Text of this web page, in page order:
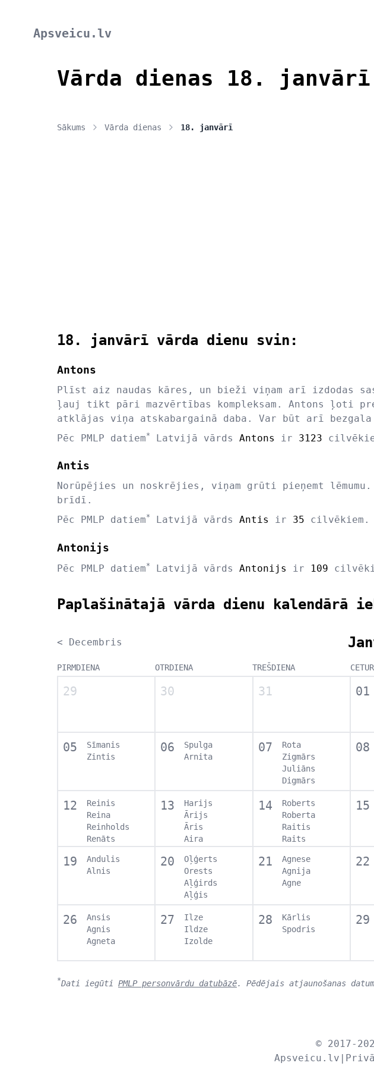
Apsveicu.lv
Vārda dienas 18. janvārī
Sākums Vārda dienas 18. janvārī
18. janvārī vārda dienu svin:
Antons
Plīst aiz naudas kāres, un bieži viņam arī izdodas
ļauj tikt pāri mazvērtības kompleksam. Antons
atklājas viņa atskabargainā daba. Var būt arī
Pēc PMLP datiem* Latvijā vārds Antons ir 3123
Antis
Norūpējies un noskrējies, viņam grūti pieņemt
brīdī.
Pēc PMLP datiem* Latvijā vārds Antis ir 35 cilvēkiem.
Antonijs
Pēc PMLP datiem* Latvijā vārds Antonijs ir 109
Paplašinātajā vārda dienu kalendārā
< Decembris
PIRMDIENA OTRDIENA TREŠDIENA
29 30 31 01
05
Sīmanis
Zintis
06
Spulga
Arnita
07
Rota
Zigmārs
Juliāns
Digmārs
08
12
Reinis
Reina
Reinholds
Renāts
13
Harijs
Ārijs
Āris
Aira
14
Roberts
Roberta
Raitis
Raits
15
19
Andulis
Alnis
20
Oļģerts
Orests
Aļģirds
Aļģis
21
Agnese
Agnija
Agne
22
26
Ansis
Agnis
Agneta
27
Ilze
Ildze
Izolde
28
Kārlis
Spodris
29
*Dati iegūti PMLP personvārdu datubāzē. Pēdējais atjaunošanas
© 2017-
Apsveicu.lv |